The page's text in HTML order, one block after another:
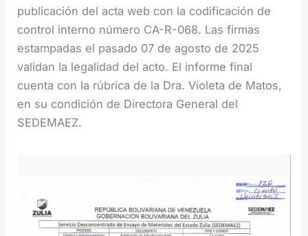
publicación del acta web con la codificación de
control interno número CA-R-068. Las firmas
estampadas el pasado 07 de agosto de 2025
validan la legalidad del acto. El informe final
cuenta con la rúbrica de la Dra. Violeta de Matos,
en su condición de Directora General del
SEDEMAEZ.